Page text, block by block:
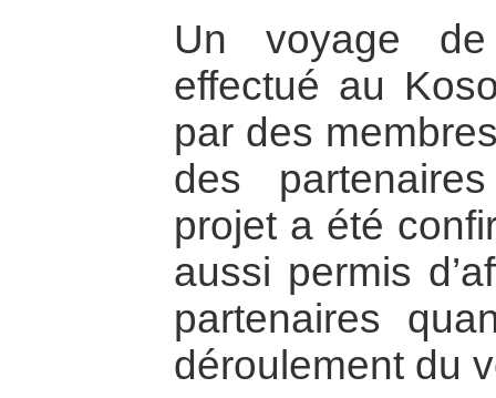
Un voyage
effectué au
par des
des
projet a été
aussi permis
partenaires
déroulement du